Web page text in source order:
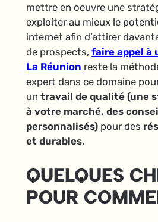
mettre en oeuvre une
exploiter au mieux le
internet afin d’attirer
de prospects, faire appel à
La Réunion reste la
expert dans ce domaine
un travail de qualité (une
à votre marché, des
personnalisés)pour des
et durables.
QUELQUES
POUR